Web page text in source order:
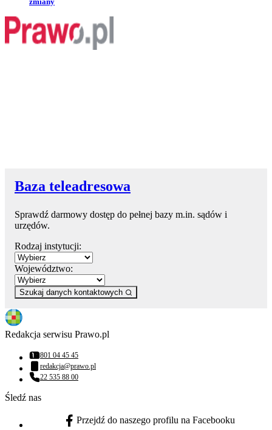
Baza teleadresowa
Sprawdź darmowy dostęp do pełnej bazy m.in. sądów i
urzędów.
Rodzaj instytucji:
Województwo:
Szukaj danych kontaktowych
Redakcja serwisu Prawo.pl
Numer telefonu:
801 04 45 45
Adres email:
redakcja@prawo.pl
Numer telefonu:
22 535 88 00
Śledź nas
facebook - otwiera się w nowej karcie
Przejdź do naszego profilu na Facebooku